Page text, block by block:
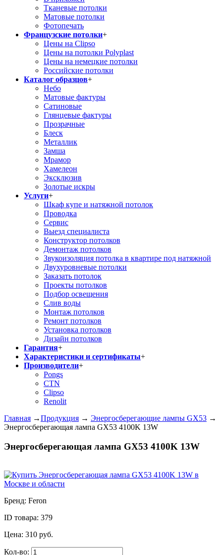
Тканевые потолки
Матовые потолки
Фотопечать
Французские потолки+
Цены на Clipso
Цены на потолки Polyplast
Цены на немецкие потолки
Российские потолки
Каталог образцов+
Небо
Матовые фактуры
Сатиновые
Глянцевые фактуры
Прозрачные
Блеск
Металлик
Замша
Мрамор
Хамелеон
Эксклюзив
Золотые искры
Услуги+
Шкаф купе и натяжной потолок
Проводка
Сервис
Выезд специалиста
Конструктор потолков
Демонтаж потолков
Звукоизоляция потолка в квартире под натяжной
Двухуровневые потолки
Заказать потолок
Проекты потолков
Подбор освещения
Слив воды
Монтаж потолков
Ремонт потолков
Установка потолков
Дизайн потолков
Гарантия+
Характеристики и сертификаты+
Производители+
Pongs
CTN
Clipso
Renolit
Главная →Продукция → Энергосберегающие лампы GX53 →
Энергосберегающая лампа GX53 4100K 13W
Энергосберегающая лампа GX53 4100K 13W
Бренд: Feron
ID товара: 379
Цена: 310 руб.
Кол-во: